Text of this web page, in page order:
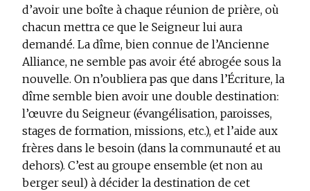
d’avoir une boîte à chaque réunion de prière, où
chacun mettra ce que le Seigneur lui aura
demandé. La dîme, bien connue de l’Ancienne
Alliance, ne semble pas avoir été abrogée sous la
nouvelle. On n’oubliera pas que dans l’Écriture, la
dîme semble bien avoir une double destination:
l’œuvre du Seigneur (évangélisation, paroisses,
stages de formation, missions, etc.), et l’aide aux
frères dans le besoin (dans la communauté et au
dehors). C’est au groupe ensemble (et non au
berger seul) à décider la destination de cet